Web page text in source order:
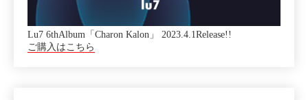
Lu7 6thAlbum「Charon Kalon」 2023.4.1Release!!
ご購入はこちら